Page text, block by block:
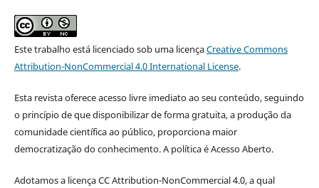
Este trabalho está licenciado sob uma licençaCreative Commons
Attribution-NonCommercial 4.0 International License.
Esta revista oferece acesso livre imediato ao seu conteúdo, seguindo
o princípio de que disponibilizar de forma gratuita, a produção da
comunidade científica ao público, proporciona maior
democratização do conhecimento. A política é Acesso Aberto.
Adotamos a licença CC Attribution-NonCommercial 4.0, a qual